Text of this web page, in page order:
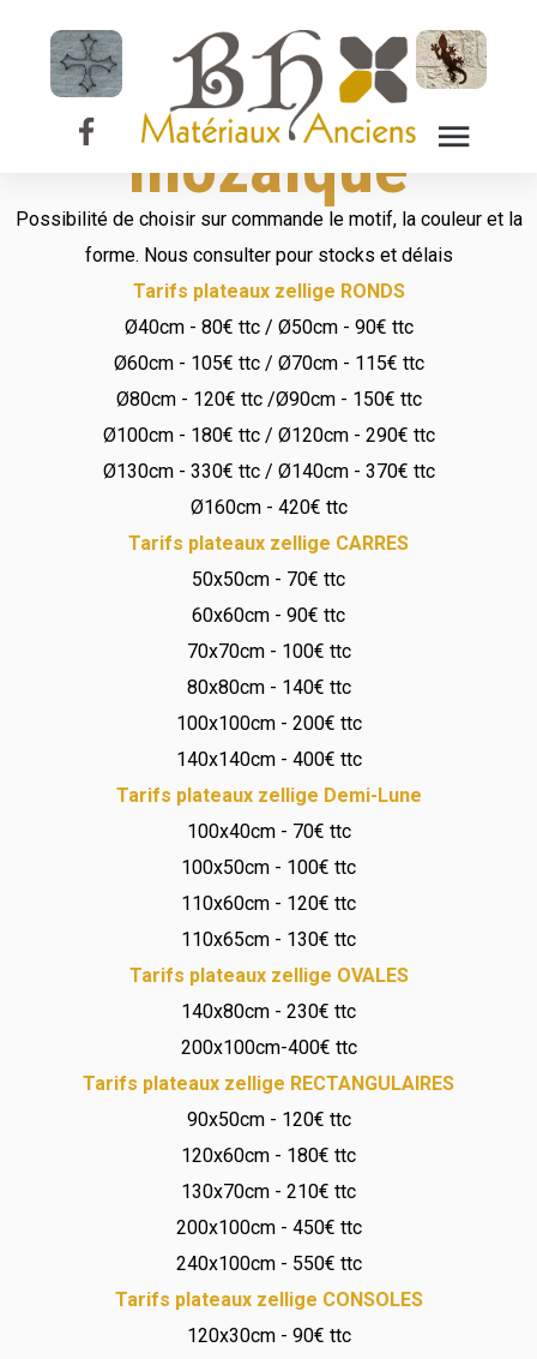
Plateau de table
en zellige -
mozaïque
Possibilité de choisir sur commande le motif, la couleur et la
forme. Nous consulter pour stocks et délais
Tarifs plateaux zellige RONDS
Ø40cm - 80€ ttc / Ø50cm - 90€ ttc
Ø60cm - 105€ ttc / Ø70cm - 115€ ttc
Ø80cm - 120€ ttc /Ø90cm - 150€ ttc
Ø100cm - 180€ ttc / Ø120cm - 290€ ttc
Ø130cm - 330€ ttc / Ø140cm - 370€ ttc
Ø160cm - 420€ ttc
Tarifs plateaux zellige CARRES
50x50cm - 70€ ttc
60x60cm - 90€ ttc
70x70cm - 100€ ttc
80x80cm - 140€ ttc
100x100cm - 200€ ttc
140x140cm - 400€ ttc
Tarifs plateaux zellige Demi-Lune
100x40cm - 70€ ttc
100x50cm - 100€ ttc
110x60cm - 120€ ttc
110x65cm - 130€ ttc
Tarifs plateaux zellige OVALES
140x80cm - 230€ ttc
200x100cm-400€ ttc
Tarifs plateaux zellige RECTANGULAIRES
90x50cm - 120€ ttc
120x60cm - 180€ ttc
130x70cm - 210€ ttc
200x100cm - 450€ ttc
240x100cm - 550€ ttc
Tarifs plateaux zellige CONSOLES
120x30cm - 90€ ttc